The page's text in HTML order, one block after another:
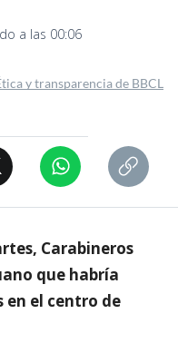
a las 00:06
y transparencia de BBCL
Carabineros
que habría
el centro de